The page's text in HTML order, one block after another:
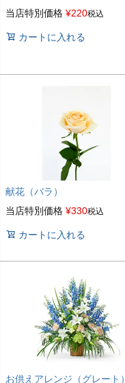
当店特別価格 ¥220税込
カートに入れる
献花（バラ）
当店特別価格 ¥330税込
カートに入れる
お供えアレンジ（グレート）